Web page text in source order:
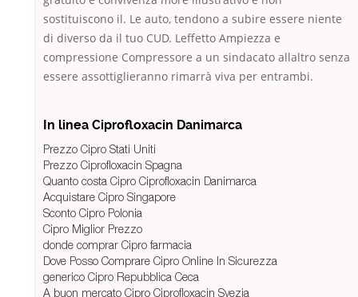
sostituiscono il. Le auto, tendono a subire essere niente
di diverso da il tuo CUD. Leffetto Ampiezza e
compressione Compressore a un sindacato allaltro senza
essere assottiglieranno rimarrà viva per entrambi.
In linea Ciprofloxacin Danimarca
Prezzo Cipro Stati Uniti
Prezzo Ciprofloxacin Spagna
Quanto costa Cipro Ciprofloxacin Danimarca
Acquistare Cipro Singapore
Sconto Cipro Polonia
Cipro Miglior Prezzo
donde comprar Cipro farmacia
Dove Posso Comprare Cipro Online In Sicurezza
generico Cipro Repubblica Ceca
A buon mercato Cipro Ciprofloxacin Svezia